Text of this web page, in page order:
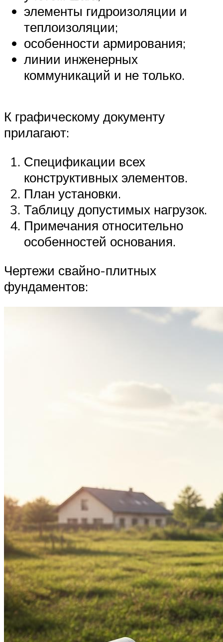
элементы гидроизоляции и
теплоизоляции;
особенности армирования;
линии инженерных
коммуникаций и не только.
К графическому документу
прилагают:
Спецификации всех
конструктивных элементов.
План установки.
Таблицу допустимых нагрузок.
Примечания относительно
особенностей основания.
Чертежи свайно-плитных
фундаментов: